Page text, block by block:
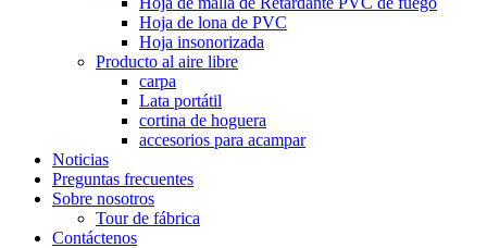
Hoja de lona de PVC
Hoja insonorizada
Producto al aire libre
carpa
Lata portátil
cortina de hoguera
accesorios para acampar
Noticias
Preguntas frecuentes
Sobre nosotros
Tour de fábrica
Contáctenos